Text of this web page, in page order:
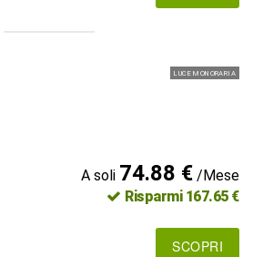
LUCE MONORARIA
A soli 74.88 €/Mese
Risparmi 167.65 €
SCOPRI